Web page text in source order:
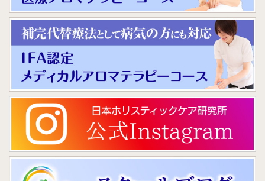
その上、鎮痛剤等の薬のような副作用(胃が荒れる、眠く
なる)等がありませんので、その点からみても身体への負
担は減ったと思います。 PMSや生理中の諸症状は女性特
有な上に、症状にも個人差があるので、情報を共用しづら
く、これが普通なんだ、と思い、緩和するよりもガマンし
て乗り切る方向に出やすいような気がします。こういった
『病気とは認められてないけど身体はキツい』ようなもの
を抱えている人に、「PMSでつらい思いをするのは普通で
はない。ちゃんとケアした方がよい」ということを考える
手段には最適だと思います。